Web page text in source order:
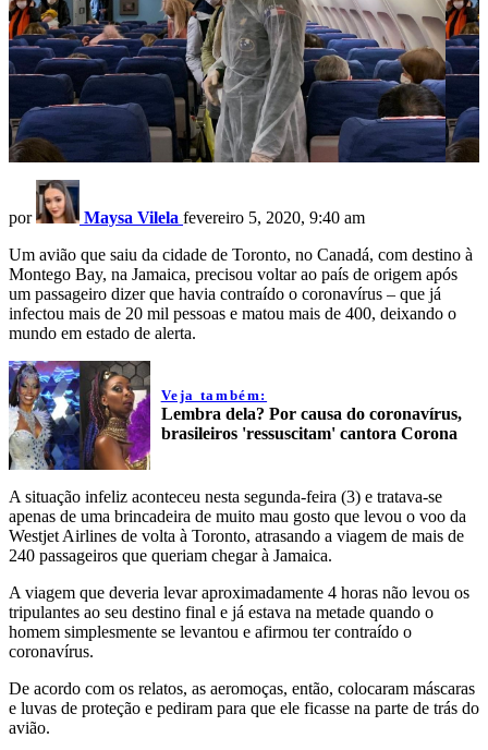
por Maysa Vilela fevereiro 5, 2020, 9:40 am
Um avião que saiu da cidade de Toronto, no Canadá, com destino à
Montego Bay, na Jamaica, precisou voltar ao país de origem após
um passageiro dizer que havia contraído o coronavírus – que já
infectou mais de 20 mil pessoas e matou mais de 400, deixando o
mundo em estado de alerta.
Veja também:
Lembra dela? Por causa do coronavírus,
brasileiros 'ressuscitam' cantora Corona
A situação infeliz aconteceu nesta segunda-feira (3) e tratava-se
apenas de uma brincadeira de muito mau gosto que levou o voo da
Westjet Airlines de volta à Toronto, atrasando a viagem de mais de
240 passageiros que queriam chegar à Jamaica.
A viagem que deveria levar aproximadamente 4 horas não levou os
tripulantes ao seu destino final e já estava na metade quando o
homem simplesmente se levantou e afirmou ter contraído o
coronavírus.
De acordo com os relatos, as aeromoças, então, colocaram máscaras
e luvas de proteção e pediram para que ele ficasse na parte de trás do
avião.